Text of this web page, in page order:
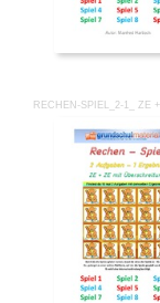
RECHEN-SPIEL_2-1_ ZE